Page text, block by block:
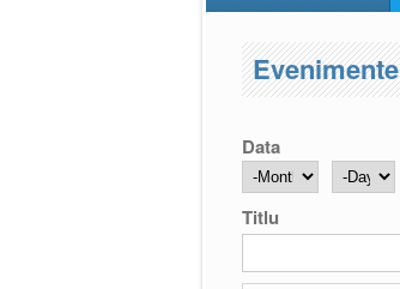
Evenimente
Data
Month Day
Titlu